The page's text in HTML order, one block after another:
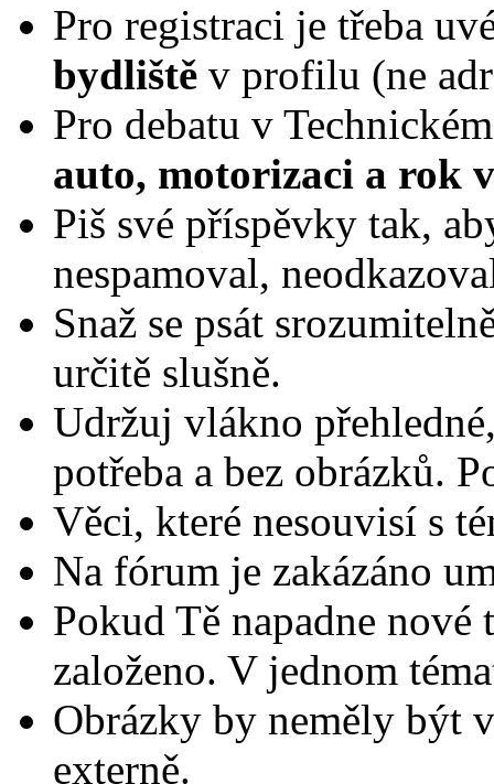
Pro registraci je třeba
bydliště v profilu (ne
Pro debatu v
auto, motorizaci a rok
Piš své příspěvky tak,
nespamoval,
Snaž se psát
určitě slušně.
Udržuj vlákno
potřeba a bez obrázků.
Věci, které nesouvisí s
Na fórum je zakázáno
Pokud Tě napadne
založeno. V jednom
Obrázky by neměly být
externě.